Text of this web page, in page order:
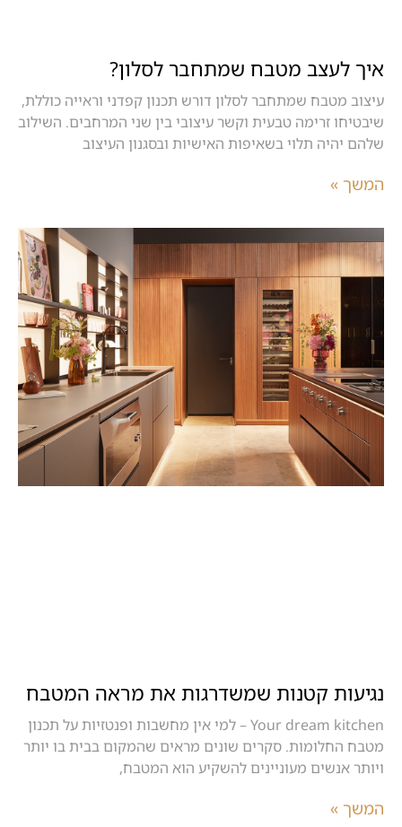
איך לעצב מטבח שמתחבר לסלון?
עיצוב מטבח שמתחבר לסלון דורש תכנון קפדני וראייה כוללת,
שיבטיחו זרימה טבעית וקשר עיצובי בין שני המרחבים. השילוב
שלהם יהיה תלוי בשאיפות האישיות ובסגנון העיצוב
המשך »
נגיעות קטנות שמשדרגות את מראה המטבח
Your dream kitchen – למי אין מחשבות ופנטזיות על תכנון
מטבח החלומות. סקרים שונים מראים שהמקום בבית בו יותר
ויותר אנשים מעוניינים להשקיע הוא המטבח,
המשך »